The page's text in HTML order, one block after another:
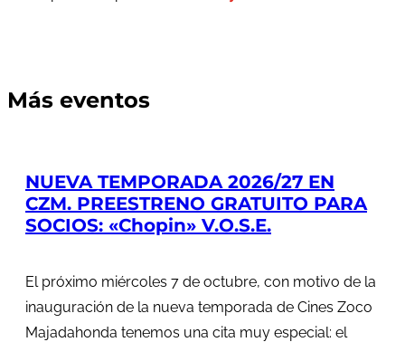
Más eventos
NUEVA TEMPORADA 2026/27 EN
CZM. PREESTRENO GRATUITO PARA
SOCIOS: «Chopin» V.O.S.E.
El próximo miércoles 7 de octubre, con motivo de la
inauguración de la nueva temporada de Cines Zoco
Majadahonda tenemos una cita muy especial: el